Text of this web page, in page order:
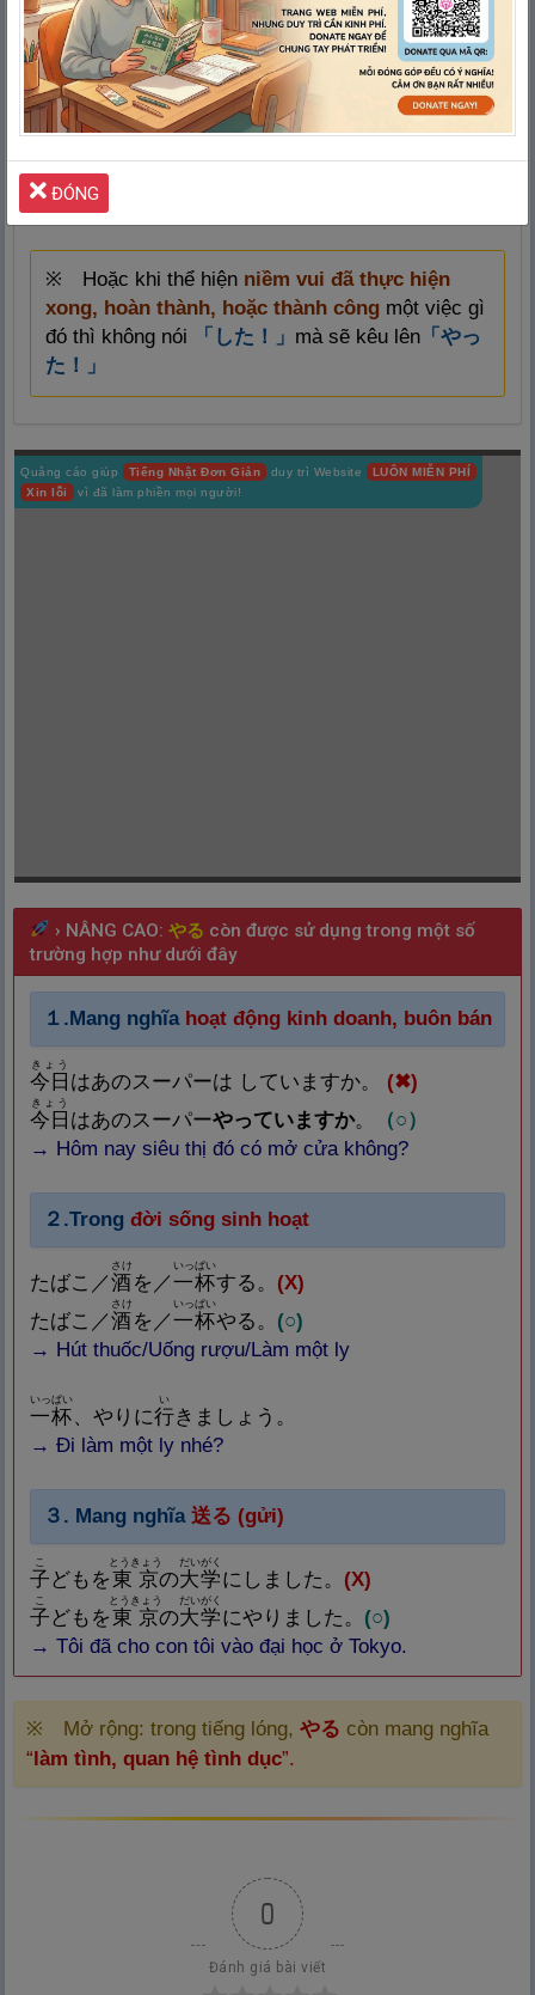
nên làm, trong khi câu (2) hàm ý dành hẳn thời gian
để làm bài tập.
※ Hoặc: “Những việc cần làm để thành công”
sẽ dịch là:
成功
せいこう
のために
※ Hoặc khi thể hiện niềm vui đã thực hiện
xong, hoàn thành, hoặc thành công một việc gì
đó thì không nói
「した！」 mà sẽ kêu lên 「やっ
た ！」
Quảng cáo giúp Tiếng Nhật Đơn Giản duy trì Website
LUÔN MIỄN PHÍ
Xin lỗi
vì đã làm phiền mọi người!
› NÂNG CAO:やる còn được sử dụng trong một số
trường hợp như dưới đây
１.Mang nghĩa hoạt động kinh doanh, buôn bán
今 日
きょう
はあのスーパーは していますか。 (✖)
今 日
きょう
はあのスーパーやっていますか。
（○）
→ Hôm nay siêu thị đó có mở cửa không?
２.Trongđời sống sinh hoạt
たばこ ／酒
さけ
を／一杯
いっぱい
する。 (X)
たばこ／酒
さけ
を／一杯
いっぱい
やる。 (○)
→ Hút thuốc/Uống rượu/Làm một ly
一杯
いっぱい
、やりに行
HÀNH, HẠNH, HÀNG,
HẠNG
い
きましょう。
→ Đi làm một ly nhé?
３. Mang nghĩa 送る (gửi)
子
こ
ども を東 京
とうきょう
の大学
だいがく
にしました。 (X)
子
こ
どもを東 京
とうきょう
の大学
だいがく
にやりました。 (○)
→ Tôi đã cho con tôi vào đại học ở Tokyo.
※ Mở rộng: trong tiếng lóng,やる còn mang nghĩa
“làm tình, quan hệ tình dục”.
0
Đánh giá bài viết
ĐÓNG